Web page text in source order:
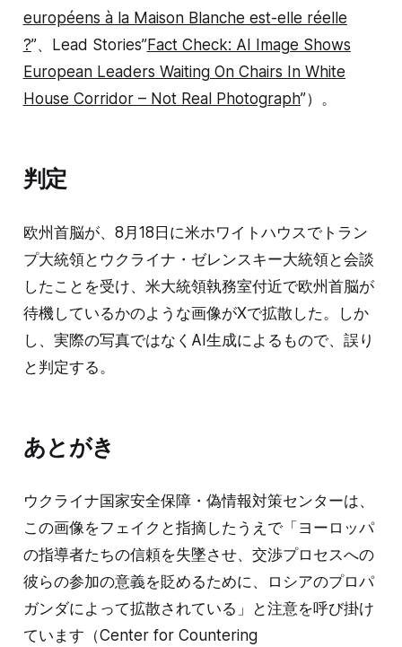
européens à la Maison Blanche est-elle réelle
?”、Lead Stories”Fact Check: AI Image Shows
European Leaders Waiting On Chairs In White
House Corridor – Not Real Photograph”）。
判定
欧州首脳が、8月18日に米ホワイトハウスでトラン
プ大統領とウクライナ・ゼレンスキー大統領と会談
したことを受け、米大統領執務室付近で欧州首脳が
待機しているかのような画像がXで拡散した。しか
し、実際の写真ではなくAI生成によるもので、誤り
と判定する。
あとがき
ウクライナ国家安全保障・偽情報対策センターは、
この画像をフェイクと指摘したうえで「ヨーロッパ
の指導者たちの信頼を失墜させ、交渉プロセスへの
彼らの参加の意義を貶めるために、ロシアのプロパ
ガンダによって拡散されている」と注意を呼び掛け
ています（Center for Countering